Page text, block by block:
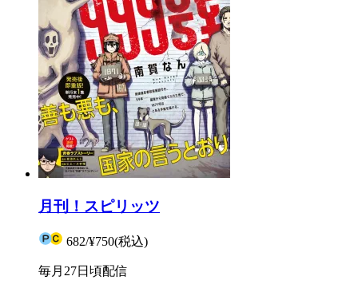
月刊！スピリッツ
682/¥750(税込)
毎月27日頃配信